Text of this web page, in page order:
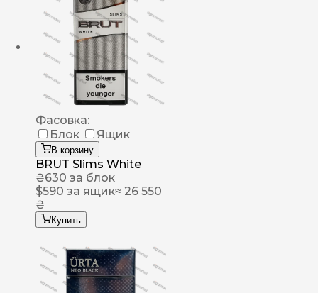
Фасовка:
Блок
Ящик
В корзину
BRUT Slims White
₴630 за блок
$590 за ящик≈ 26 550
₴
Купить